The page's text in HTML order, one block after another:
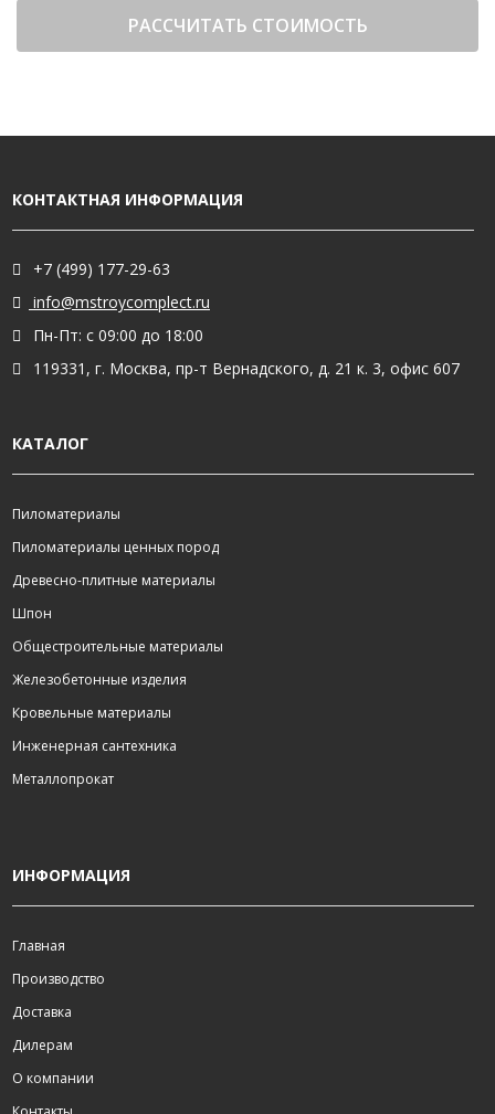
РАССЧИТАТЬ СТОИМОСТЬ
КОНТАКТНАЯ ИНФОРМАЦИЯ
+7 (499) 177-29-63
info@mstroycomplect.ru
Пн-Пт: с 09:00 до 18:00
119331, г. Москва, пр-т Вернадского, д. 21 к. 3, офис 607
КАТАЛОГ
Пиломатериалы
Пиломатериалы ценных пород
Древесно-плитные материалы
Шпон
Общестроительные материалы
Железобетонные изделия
Кровельные материалы
Инженерная сантехника
Металлопрокат
ИНФОРМАЦИЯ
Главная
Производство
Доставка
Дилерам
О компании